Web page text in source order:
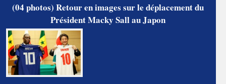
(04 photos) Retour en images sur le déplacement du
Président Macky Sall au Japon